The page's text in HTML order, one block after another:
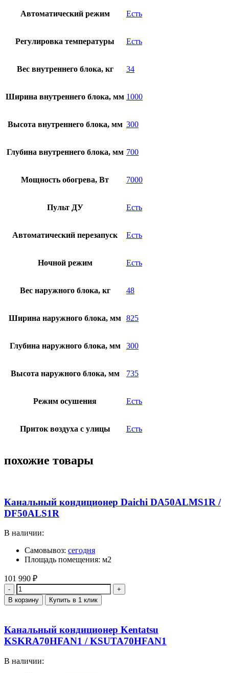
Автоматический режим Есть
Регулировка температуры Есть
Вес внутреннего блока, кг 34
Ширина внутреннего блока, мм 1000
Высота внутреннего блока, мм 300
Глубина внутреннего блока, мм 700
Мощность обогрева, Вт 7000
Пульт ДУ Есть
Автоматический перезапуск Есть
Ночной режим Есть
Вес наружного блока, кг 48
Ширина наружного блока, мм 825
Глубина наружного блока, мм 300
Высота наружного блока, мм 735
Режим осушения Есть
Приток воздуха с улицы Есть
похожие товары
Канальный кондиционер Daichi DA50ALMS1R /
DF50ALS1R
В наличии:
Самовывоз: сегодня
Площадь помещения: м2
101 990 ₽
Количество
В корзину Купить в 1 клик
Канальный кондиционер Kentatsu
KSKRA70HFAN1 / KSUTA70HFAN1
В наличии: